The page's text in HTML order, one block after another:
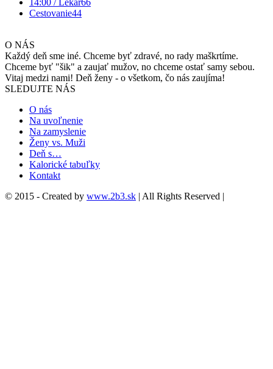
14:00 / Lekár66
Cestovanie44
O NÁS
Každý deň sme iné. Chceme byť zdravé, no rady maškrtíme.
Chceme byť "šik" a zaujať mužov, no chceme ostať samy sebou.
Vitaj medzi nami! Deň ženy - o všetkom, čo nás zaujíma!
SLEDUJTE NÁS
O nás
Na uvoľnenie
Na zamyslenie
Ženy vs. Muži
Deň s…
Kalorické tabuľky
Kontakt
© 2015 - Created by www.2b3.sk | All Rights Reserved |